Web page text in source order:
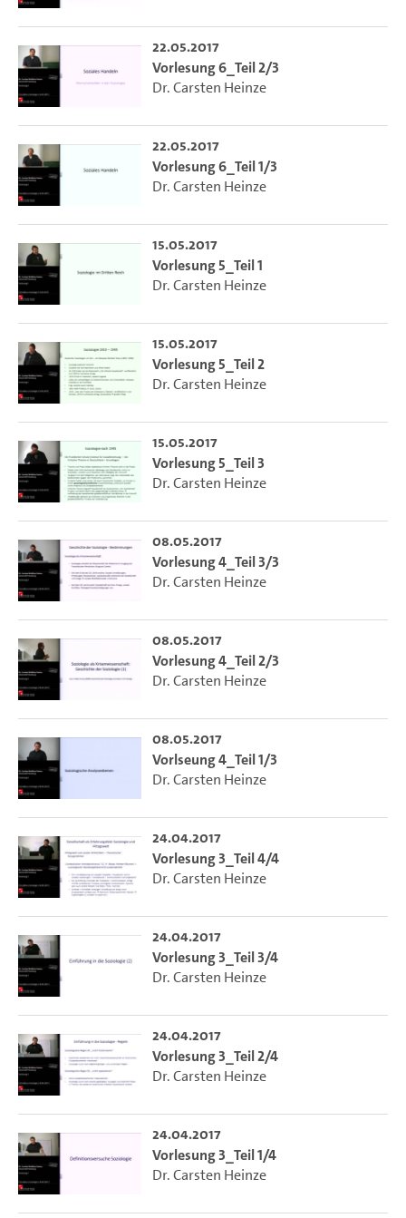
22.05.2017
Vorlesung 6_Teil 2/3
Dr. Carsten Heinze
22.05.2017
Vorlesung 6_Teil 1/3
Dr. Carsten Heinze
15.05.2017
Vorlesung 5_Teil 1
Dr. Carsten Heinze
15.05.2017
Vorlesung 5_Teil 2
Dr. Carsten Heinze
15.05.2017
Vorlesung 5_Teil 3
Dr. Carsten Heinze
08.05.2017
Vorlesung 4_Teil 3/3
Dr. Carsten Heinze
08.05.2017
Vorlesung 4_Teil 2/3
Dr. Carsten Heinze
08.05.2017
Vorlseung 4_Teil 1/3
Dr. Carsten Heinze
24.04.2017
Vorlesung 3_Teil 4/4
Dr. Carsten Heinze
24.04.2017
Vorlesung 3_Teil 3/4
Dr. Carsten Heinze
24.04.2017
Vorlesung 3_Teil 2/4
Dr. Carsten Heinze
24.04.2017
Vorlesung 3_Teil 1/4
Dr. Carsten Heinze